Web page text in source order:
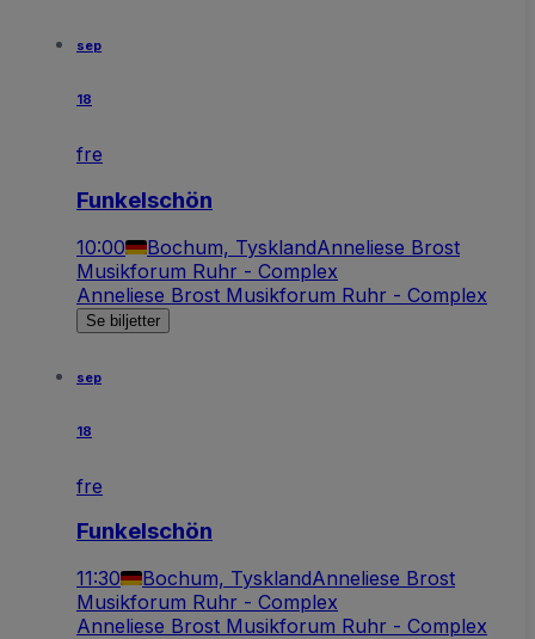
sep
18
fre
Funkelschön
10:00 Bochum, TysklandAnneliese Brost
Musikforum Ruhr - Complex
Anneliese Brost Musikforum Ruhr - Complex
Se biljetter
sep
18
fre
Funkelschön
11:30 Bochum, TysklandAnneliese Brost
Musikforum Ruhr - Complex
Anneliese Brost Musikforum Ruhr - Complex